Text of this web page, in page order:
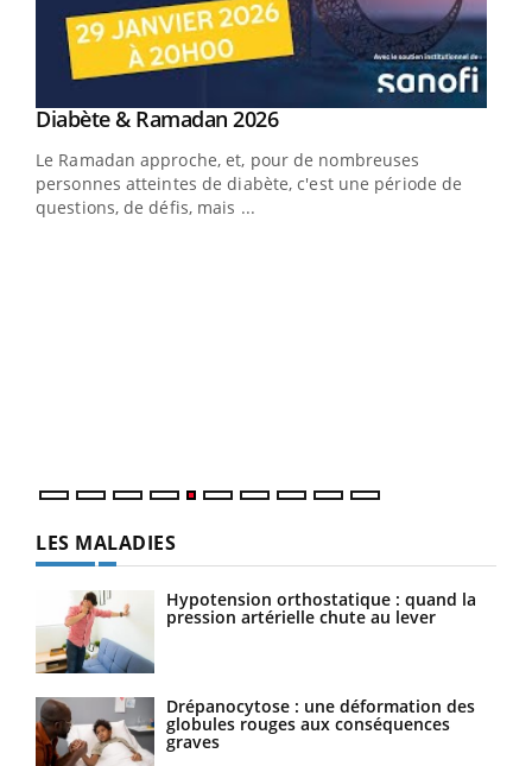
Youtube
Diabète & Ramadan 2026Youtube
Le Ramadan approche, et, pour de nombreuses
personnes atteintes de diabète, c'est une période de
questions, de défis, mais ...
LES MALADIES
Hypotension orthostatique : quand la
pression artérielle chute au lever
Drépanocytose : une déformation des
globules rouges aux conséquences
graves